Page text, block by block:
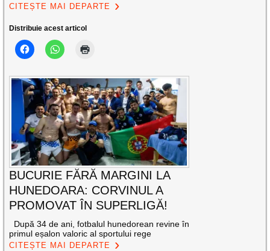
CITEȘTE MAI DEPARTE
Distribuie acest articol
BUCURIE FĂRĂ MARGINI LA
HUNEDOARA: CORVINUL A
PROMOVAT ÎN SUPERLIGĂ!
După 34 de ani, fotbalul hunedorean revine în
primul eșalon valoric al sportului rege
CITEȘTE MAI DEPARTE